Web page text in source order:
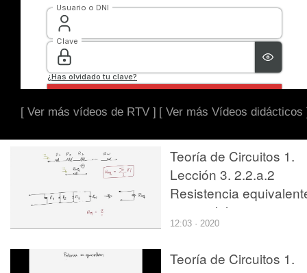
[ Ver más vídeos de RTV ] [ Ver más Vídeos didácticos
Teoría de Circuitos 1.
Lección 3. 2.2.a.2
Resistencia
en paralelo
12:03 · 2020
Teoría de Circuitos 1.